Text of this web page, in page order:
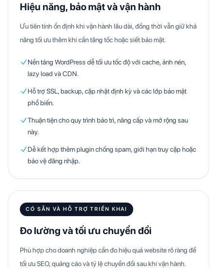
Hiệu năng, bảo mật và vận hành
Ưu tiên tính ổn định khi vận hành lâu dài, đồng thời vẫn giữ khả
năng tối ưu thêm khi cần tăng tốc hoặc siết bảo mật.
Nền tảng WordPress dễ tối ưu tốc độ với cache, ảnh nén,
lazy load và CDN.
Hỗ trợ SSL, backup, cập nhật định kỳ và các lớp bảo mật
phổ biến.
Thuận tiện cho quy trình bảo trì, nâng cấp và mở rộng sau
này.
Dễ kết hợp thêm plugin chống spam, giới hạn truy cập hoặc
bảo vệ đăng nhập.
CÓ SẴN VÀ HỖ TRỢ TRIỂN KHAI
Đo lường và tối ưu chuyển đổi
Phù hợp cho doanh nghiệp cần đo hiệu quả website rõ ràng để
tối ưu SEO, quảng cáo và tỷ lệ chuyển đổi sau khi vận hành.